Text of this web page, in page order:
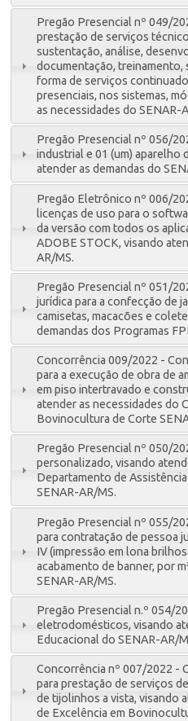
Pregão Presencial nº 049/
prestação de serviços
sustentação, análise,
documentação,
forma de serviços
presenciais, nos sistemas,
as necessidades do SENAR-
Pregão Presencial nº 056/
industrial e 01 (um) aparelho
atender as demandas do
Pregão Eletrônico nº 006/
licenças de uso para o
da versão com todos os
ADOBE STOCK, visando
AR/MS.
Pregão Presencial nº 051/
jurídica para a confecção de
camisetas, macacões e
demandas dos Programas
Concorrência 009/2022 -
para a execução de obra de
em piso intertravado e
atender as necessidades do
Bovinocultura de Corte
Pregão Presencial nº 050/
personalizado, visando
Departamento de
SENAR-AR/MS.
Pregão Presencial nº 055/
para contratação de pessoa
IV (impressão em lona
acabamento de banner, por
SENAR-AR/MS.
Pregão Presencial n.º 054/
eletrodomésticos, visando
Educacional do SENAR-AR/
Concorrência nº 007/2022 -
para prestação de serviços
de tijolinhos a vista, visando
de Excelência em